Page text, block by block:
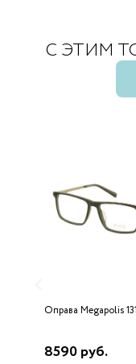
С ЭТИМ
Оправа Megapolis
8590 руб.